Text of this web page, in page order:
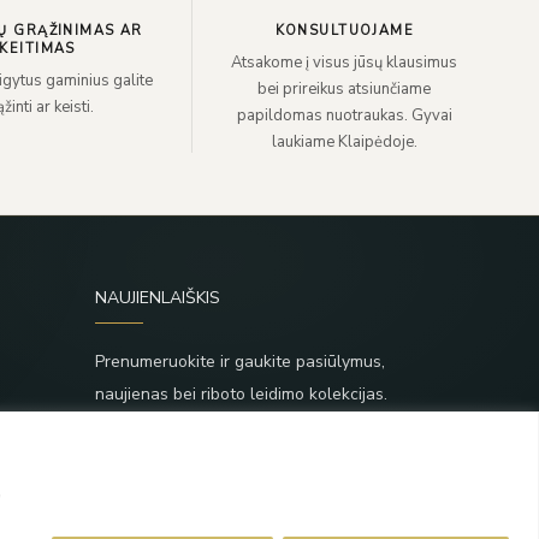
GRĄŽINIMAS AR
KEITIMAS
gaminius galite
ar keisti.
KONSULTUOJAME
Atsakome į visus jūsų klausimus
bei prireikus atsiunčiame
papildomas nuotraukas. Gyvai
laukiame Klaipėdoje.
NAUJIENLAIŠKIS
Prenumeruokite ir gaukite pasiūlymus,
naujienas bei riboto leidimo kolekcijas.